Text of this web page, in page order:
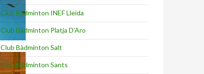
Club Bàdminton INEF Lleida
Club Bàdminton Platja D'Aro
Club Bàdminton Salt
Club Bàdminton Sants